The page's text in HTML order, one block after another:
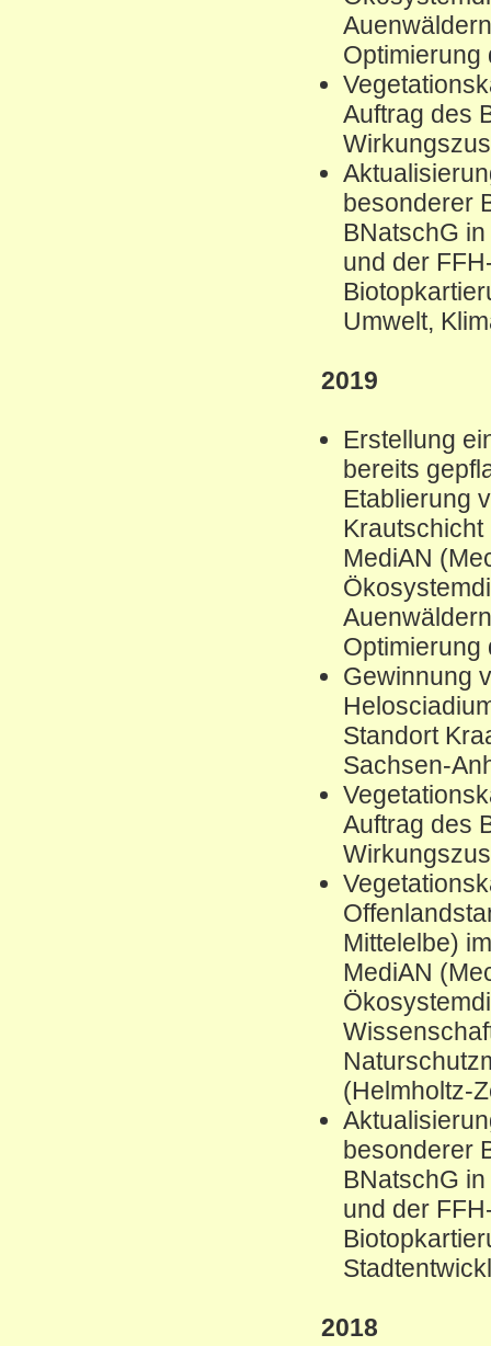
Optimierung
Auftrag des
besonderer
BNatschG
und der
Umwelt,
2019
Erstellung
bereits
Etablierung
MediAN
Optimierung
Gewinnung
Standort
Sachsen-
Auftrag des
Mittelelbe)
MediAN
(Helmholtz-
besonderer
BNatschG
und der
2018